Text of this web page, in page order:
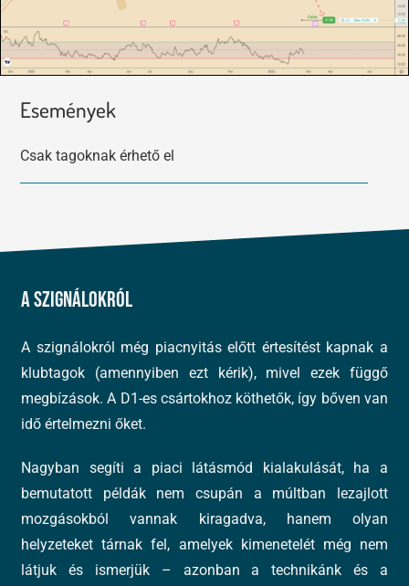
Események
Csak tagoknak érhető el
A szignálokról
A szignálokról még piacnyitás előtt értesítést kapnak a
klubtagok (amennyiben ezt kérik), mivel ezek függő
megbízások. A D1-es csártokhoz köthetők, így bőven van
idő értelmezni őket.
Nagyban segíti a piaci látásmód kialakulását, ha a
bemutatott példák nem csupán a múltban lezajlott
mozgásokból vannak kiragadva, hanem olyan
helyzeteket tárnak fel, amelyek kimenetelét még nem
látjuk és ismerjük – azonban a technikánk és a